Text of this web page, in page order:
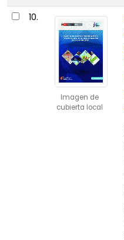
10.
Imagen de
cubierta local